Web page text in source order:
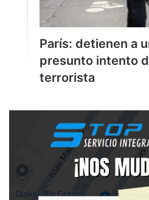
París: detienen a
presunto intento
terrorista